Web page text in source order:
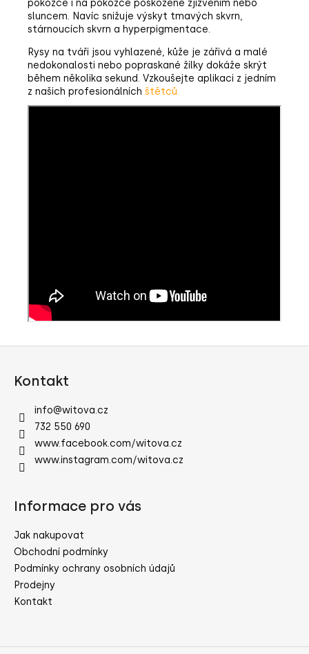
pokožce i na pokožce poškozené zjizvením nebo
sluncem. Navíc snižuje výskyt tmavých skvrn,
stárnoucích skvrn a hyperpigmentace.
Rysy na tváři jsou vyhlazené, kůže je zářivá a malé
nedokonalosti nebo popraskané žilky dokáže skrýt
během několika sekund. Vzkoušejte aplikaci z jedním
z našich profesionálních štětců.
Kontakt
info@witova.cz
732 550 690
www.facebook.com/witova.cz
www.instagram.com/witova.cz
Informace pro vás
Jak nakupovat
Obchodní podmínky
Podmínky ochrany osobních údajů
Prodejny
Kontakt